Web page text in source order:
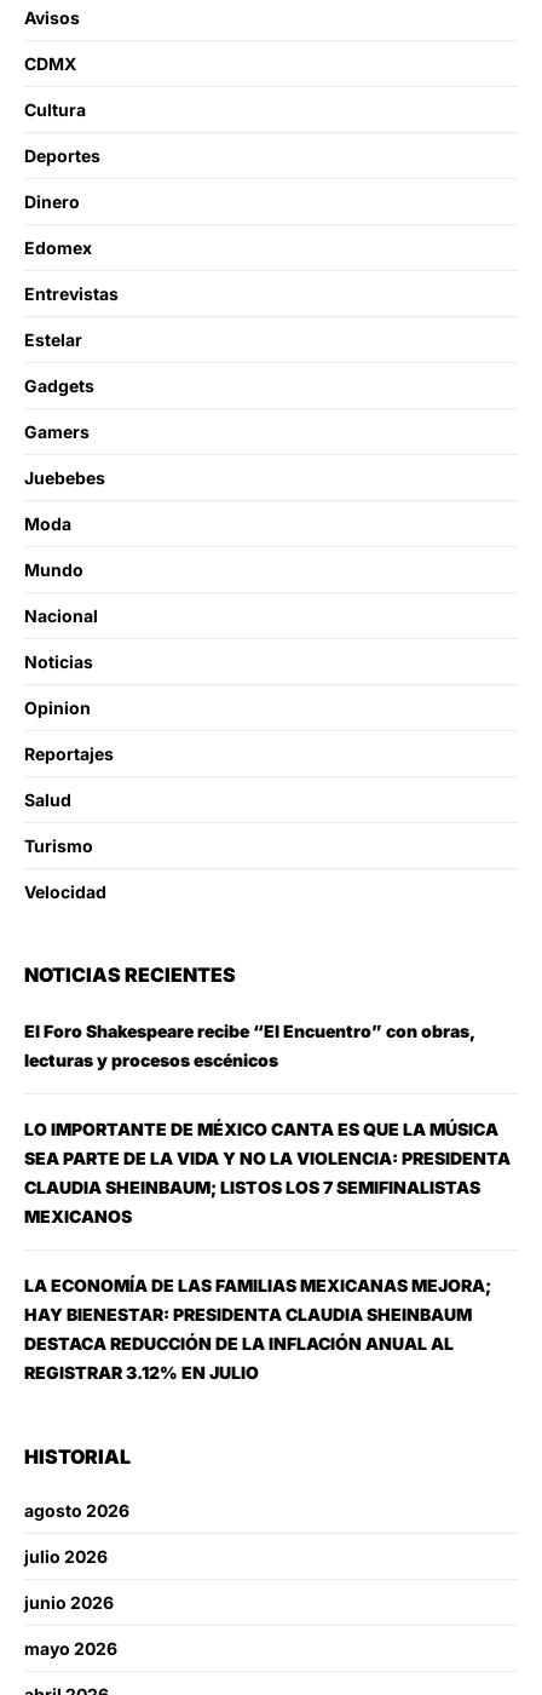
Avisos
CDMX
Cultura
Deportes
Dinero
Edomex
Entrevistas
Estelar
Gadgets
Gamers
Juebebes
Moda
Mundo
Nacional
Noticias
Opinion
Reportajes
Salud
Turismo
Velocidad
NOTICIAS RECIENTES
El Foro Shakespeare recibe “El Encuentro” con obras,
lecturas y procesos escénicos
LO IMPORTANTE DE MÉXICO CANTA ES QUE LA MÚSICA
SEA PARTE DE LA VIDA Y NO LA VIOLENCIA: PRESIDENTA
CLAUDIA SHEINBAUM; LISTOS LOS 7 SEMIFINALISTAS
MEXICANOS
LA ECONOMÍA DE LAS FAMILIAS MEXICANAS MEJORA;
HAY BIENESTAR: PRESIDENTA CLAUDIA SHEINBAUM
DESTACA REDUCCIÓN DE LA INFLACIÓN ANUAL AL
REGISTRAR 3.12% EN JULIO
HISTORIAL
agosto 2026
julio 2026
junio 2026
mayo 2026